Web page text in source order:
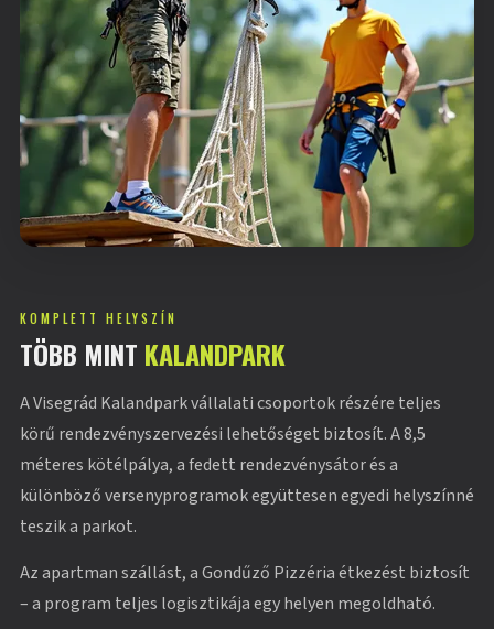
KOMPLETT HELYSZÍN
TÖBB MINT KALANDPARK
A Visegrád Kalandpark vállalati csoportok részére teljes
körű rendezvényszervezési lehetőséget biztosít. A 8,5
méteres kötélpálya, a fedett rendezvénysátor és a
különböző versenyprogramok együttesen egyedi helyszínné
teszik a parkot.
Az apartman szállást, a Gondűző Pizzéria étkezést biztosít
– a program teljes logisztikája egy helyen megoldható.